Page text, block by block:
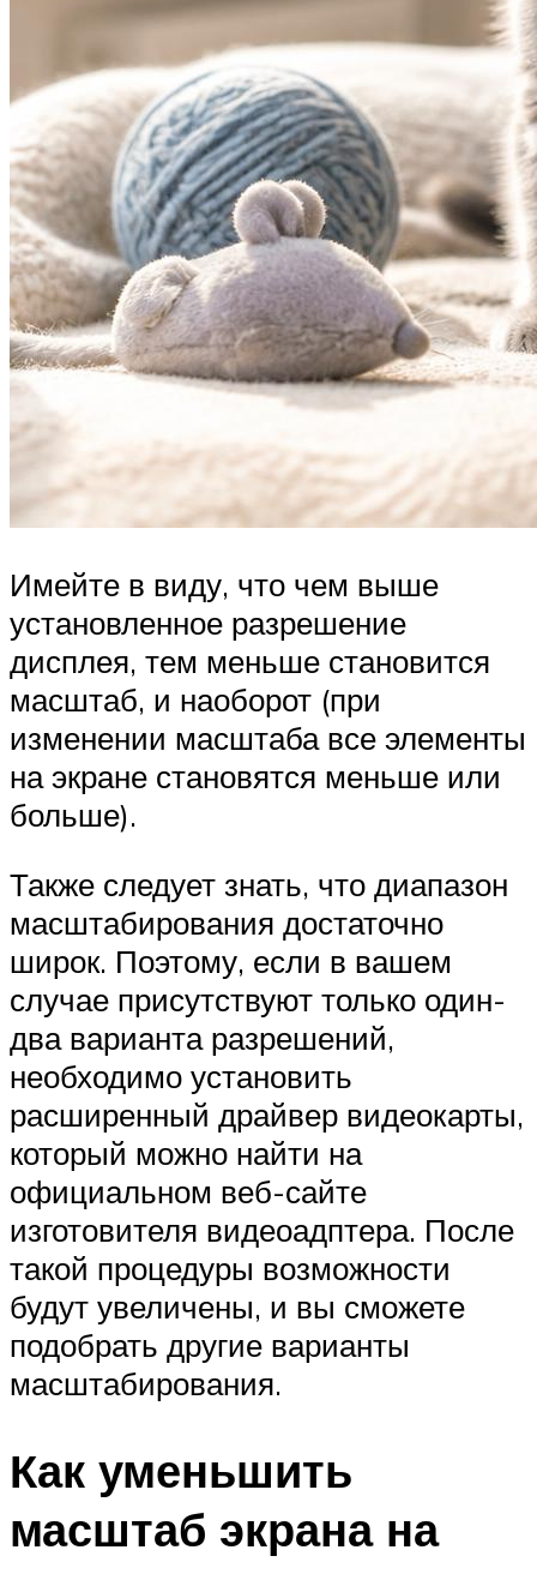
Имейте в виду, что чем выше
установленное разрешение
дисплея, тем меньше становится
масштаб, и наоборот (при
изменении масштаба все элементы
на экране становятся меньше или
больше).
Также следует знать, что диапазон
масштабирования достаточно
широк. Поэтому, если в вашем
случае присутствуют только один-
два варианта разрешений,
необходимо установить
расширенный драйвер видеокарты,
который можно найти на
официальном веб-сайте
изготовителя видеоадптера. После
такой процедуры возможности
будут увеличены, и вы сможете
подобрать другие варианты
масштабирования.
Как уменьшить
масштаб экрана на